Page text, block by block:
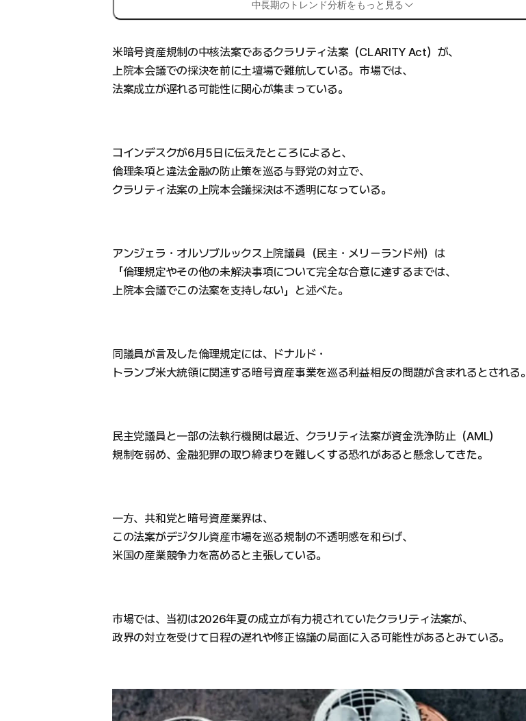
中長期のトレンド分析をもっと見る
米暗号資産規制の中核法案であるクラリティ法案（CLARITY Act）が、
上院本会議での採決を前に土壇場で難航している。市場では、
法案成立が遅れる可能性に関心が集まっている。
コインデスクが6月5日に伝えたところによると、
倫理条項と違法金融の防止策を巡る与野党の対立で、
クラリティ法案の上院本会議採決は不透明になっている。
アンジェラ・オルソブルックス上院議員（民主・メリーランド州）は
「倫理規定やその他の未解決事項について完全な合意に達するまでは、
上院本会議でこの法案を支持しない」と述べた。
同議員が言及した倫理規定には、ドナルド・
トランプ米大統領に関連する暗号資産事業を巡る利益相反の問題が含まれるとされる。
民主党議員と一部の法執行機関は最近、クラリティ法案が資金洗浄防止（AML）
規制を弱め、金融犯罪の取り締まりを難しくする恐れがあると懸念してきた。
一方、共和党と暗号資産業界は、
この法案がデジタル資産市場を巡る規制の不透明感を和らげ、
米国の産業競争力を高めると主張している。
市場では、当初は2026年夏の成立が有力視されていたクラリティ法案が、
政界の対立を受けて日程の遅れや修正協議の局面に入る可能性があるとみている。